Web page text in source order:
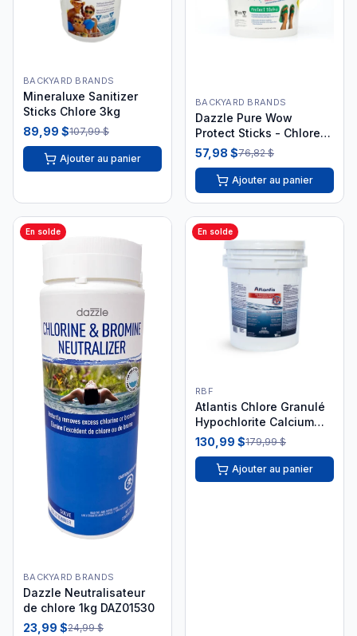
BACKYARD BRANDS
Mineraluxe Sanitizer
Sticks Chlore 3kg
89,99 $107,99 $
Ajouter au panier
BACKYARD BRANDS
Dazzle Pure Wow
Protect Sticks - Chlore
250g
57,98 $76,82 $
Ajouter au panier
En solde
BACKYARD BRANDS
Dazzle Neutralisateur
de chlore 1kg DAZ01530
23,99 $24,99 $
En solde
RBF
Atlantis Chlore Granulé
Hypochlorite Calcium
18kg
130,99 $179,99 $
Ajouter au panier